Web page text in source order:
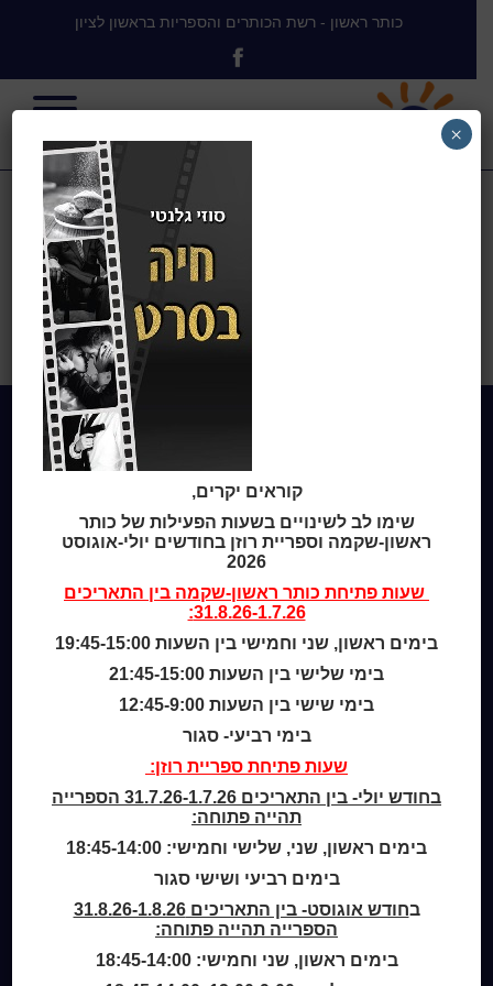
כותר ראשון - רשת הכותרים והספריות בראשון לציון
חיה בסרט ספר
מידע לנרשמים
צור קשר
שעות סיפור
ספרים דיגיטליים
קטלוג כותר ראשון
ארכיון ספריית השבוע
מדיניות הפרטיות
מדיניות שימוש בקבצי קוקיז (Cookies Policy)
קוראים יקרים,
שימו לב לשינויים בשעות הפעילות של כותר
ראשון-שקמה וספריית רוזן בחודשים יולי-אוגוסט
2026
שעות פתיחת כותר ראשון-שקמה בין התאריכים
31.8.26-1.7.26:
בימים ראשון, שני וחמישי בין השעות 19:45-15:00
בימי שלישי בין השעות 21:45-15:00
בימי שישי בין השעות 12:45-9:00
בימי רביעי- סגור
שעות פתיחת ספריית רוזן:
בחודש יולי- בין התאריכים 31.7.26-1.7.26 הספרייה
תהייה פתוחה:
בימים ראשון, שני, שלישי וחמישי: 18:45-14:00
בימים רביעי ושישי סגור
ב
חודש אוגוסט- בין התאריכים 31.8.26-1.8.26
הספרייה תהייה פתוחה:
בימים ראשון, שני וחמישי: 18:45-14:00
×